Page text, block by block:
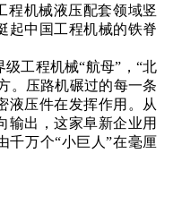
程机械液压配套领域竖
起中国工程机械的铁脊
工程机械“航母”，“北
。压路机碾过的每一条
液压件在发挥作用。从
输出，这家阜新企业用
千万个“小巨人”在毫厘